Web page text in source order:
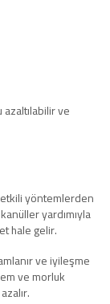
ve
yöntemlerden
yardımıyla
hale gelir.
ve iyileşme
ve morluk